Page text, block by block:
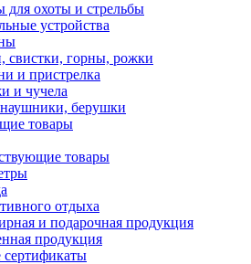
для охоты и стрельбы
устройства
свистки, горны, рожки
и пристрелка
и чучела
берушки
товары
товары
отдыха
и подарочная продукция
продукция